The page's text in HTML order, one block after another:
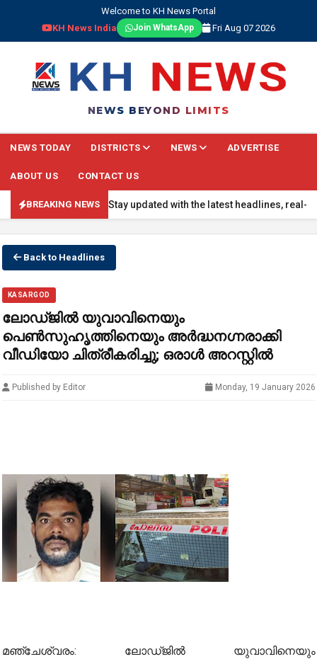
Welcome to KH News Portal
KH News India
Join WhatsApp Fri Aug 07 2026
NEWS BEYOND LIMITS
NEWS TODAY DISTRICTS NEWS ADVERTISE
ABOUT US CONTACT US
BREAKING NEWS
NEWS: Stay updated with the latest headlines, real-
Back to Headlines
KASARGOD
ലോഡ്ജില്‍ യുവാവിനെയും
പെണ്‍സുഹൃത്തിനെയും അര്‍ദ്ധനഗ്നരാക്കി
വീഡിയോ ചിത്രീകരിച്ചു; ഒരാള്‍ അറസ്റ്റില്‍
Published by Editor Monday, 19 January 2026
മഞ്ചേശ്വരം: ലോഡ്ജില്‍ യുവാവിനെയും